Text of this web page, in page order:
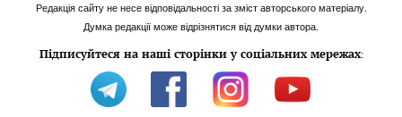
Редакція сайту не несе відповідальності за зміст авторського матеріалу.
Думка редакції може відрізнятися від думки автора.
Підписуйтеся на наші сторінки у соціальних мережах: